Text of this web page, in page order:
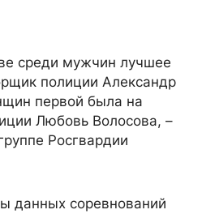
среди мужчин лучшее
полиции Александр
первой была на
Любовь Волосова, –
Росгвардии
данных соревнований